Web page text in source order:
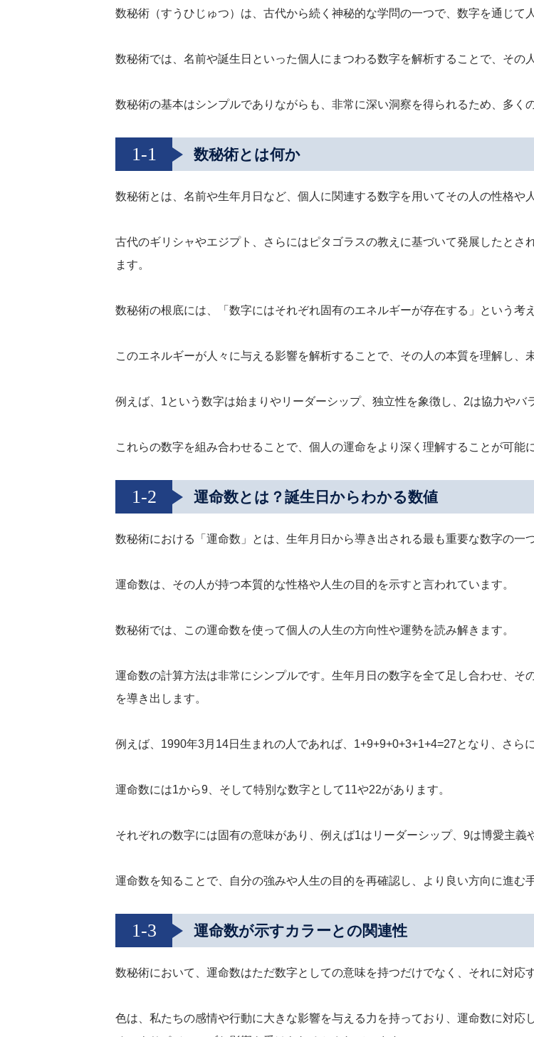
数秘術（すうひじゅつ）は、古代から続く神秘的な学問の一つで、数字を通じて
数秘術では、名前や誕生日といった個人にまつわる数字を解析することで、その
数秘術の基本はシンプルでありながらも、非常に深い洞察を得られるため、多く
1-1 数秘術とは何か
数秘術とは、名前や生年月日など、個人に関連する数字を用いてその人の性格や
古代のギリシャやエジプト、さらにはピタゴラスの教えに基づいて発展したと
ます。
数秘術の根底には、「数字にはそれぞれ固有のエネルギーが存在する」という考
このエネルギーが人々に与える影響を解析することで、その人の本質を理解し、
例えば、1という数字は始まりやリーダーシップ、独立性を象徴し、2は協力やバ
これらの数字を組み合わせることで、個人の運命をより深く理解することが可能
1-2 運命数とは？誕生日からわかる数値
数秘術における「運命数」とは、生年月日から導き出される最も重要な数字の一
運命数は、その人が持つ本質的な性格や人生の目的を示すと言われています。
数秘術では、この運命数を使って個人の人生の方向性や運勢を読み解きます。
運命数の計算方法は非常にシンプルです。生年月日の数字を全て足し合わせ、
を導き出します。
例えば、1990年3月14日生まれの人であれば、1+9+9+0+3+1+4=27となり、さら
運命数には1から9、そして特別な数字として11や22があります。
それぞれの数字には固有の意味があり、例えば1はリーダーシップ、9は博愛主義
運命数を知ることで、自分の強みや人生の目的を再確認し、より良い方向に進む
1-3 運命数が示すカラーとの関連性
数秘術において、運命数はただ数字としての意味を持つだけでなく、それに対応
色は、私たちの感情や行動に大きな影響を与える力を持っており、運命数に対